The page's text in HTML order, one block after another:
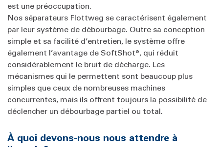
est une préoccupation.
Nos séparateurs Flottweg se caractérisent également
par leur système de débourbage. Outre sa conception
simple et sa facilité d’entretien, le système offre
également l’avantage de SoftShot®, qui réduit
considérablement le bruit de décharge. Les
mécanismes qui le permettent sont beaucoup plus
simples que ceux de nombreuses machines
concurrentes, mais ils offrent toujours la possibilité de
déclencher un débourbage partiel ou total.
À quoi devons-nous nous attendre à